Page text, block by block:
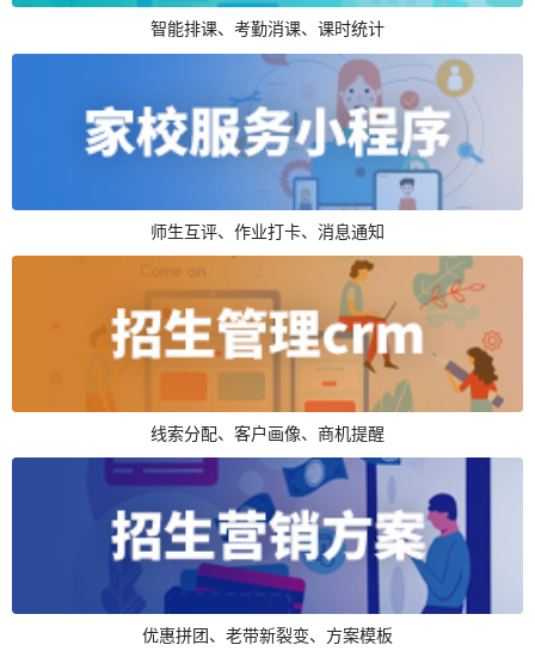
智能排课、考勤消课、课时统计
师生互评、作业打卡、消息通知
线索分配、客户画像、商机提醒
优惠拼团、老带新裂变、方案模板